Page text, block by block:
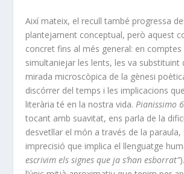
Així mateix, el recull també progressa
plantejament conceptual, però aquest
concret fins al més general: en comptes
simultaniejar les lents, les va substituint
mirada microscòpica de la gènesi
discórrer del temps i les implicacions
literària té en la nostra vida.Pianissimo
tocant amb suavitat, ens parla de la
desvetllar el món a través de la
imprecisió que implica el llenguatge
escrivim els signes que ja s’han esborrat”